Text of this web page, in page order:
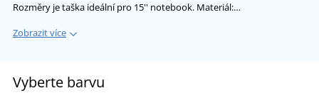
Rozměry je taška ideální pro 15'' notebook. Materiál:…
Zobrazit více
Vyberte barvu